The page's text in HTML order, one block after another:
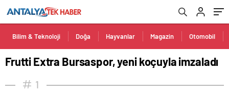
Bilim & Teknoloji Doğa Hayvanlar Magazin Otomobil
Frutti Extra Bursaspor, yeni koçuyla imzaladı
1